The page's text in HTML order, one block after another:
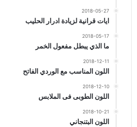
2018-05-27
ايات قرانية لزيادة ادرار الحليب
2018-05-17
ما الذي يبطل مفعول الخمر
2018-12-11
اللون المناسب مع الوردي الفاتح
2018-12-10
اللون الطوبى فى الملابس
2018-10-21
اللون البتنجاني